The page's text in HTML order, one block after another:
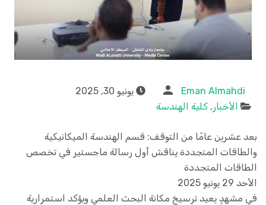
Eman Almahdi
يونيو 30, 2025
الأخبار , كلية الهندسة
بعد عشرين عامًا من التوقف: قسم الهندسة الميكانيكية
والطاقات المتجددة يناقش أول رسالة ماجستير في تخصص
الطاقات المتجددة
الأحد 29 يونيو 2025
في مشهدٍ يعيد ترسيخ مكانة البحث العلمي ويؤكد استمرارية